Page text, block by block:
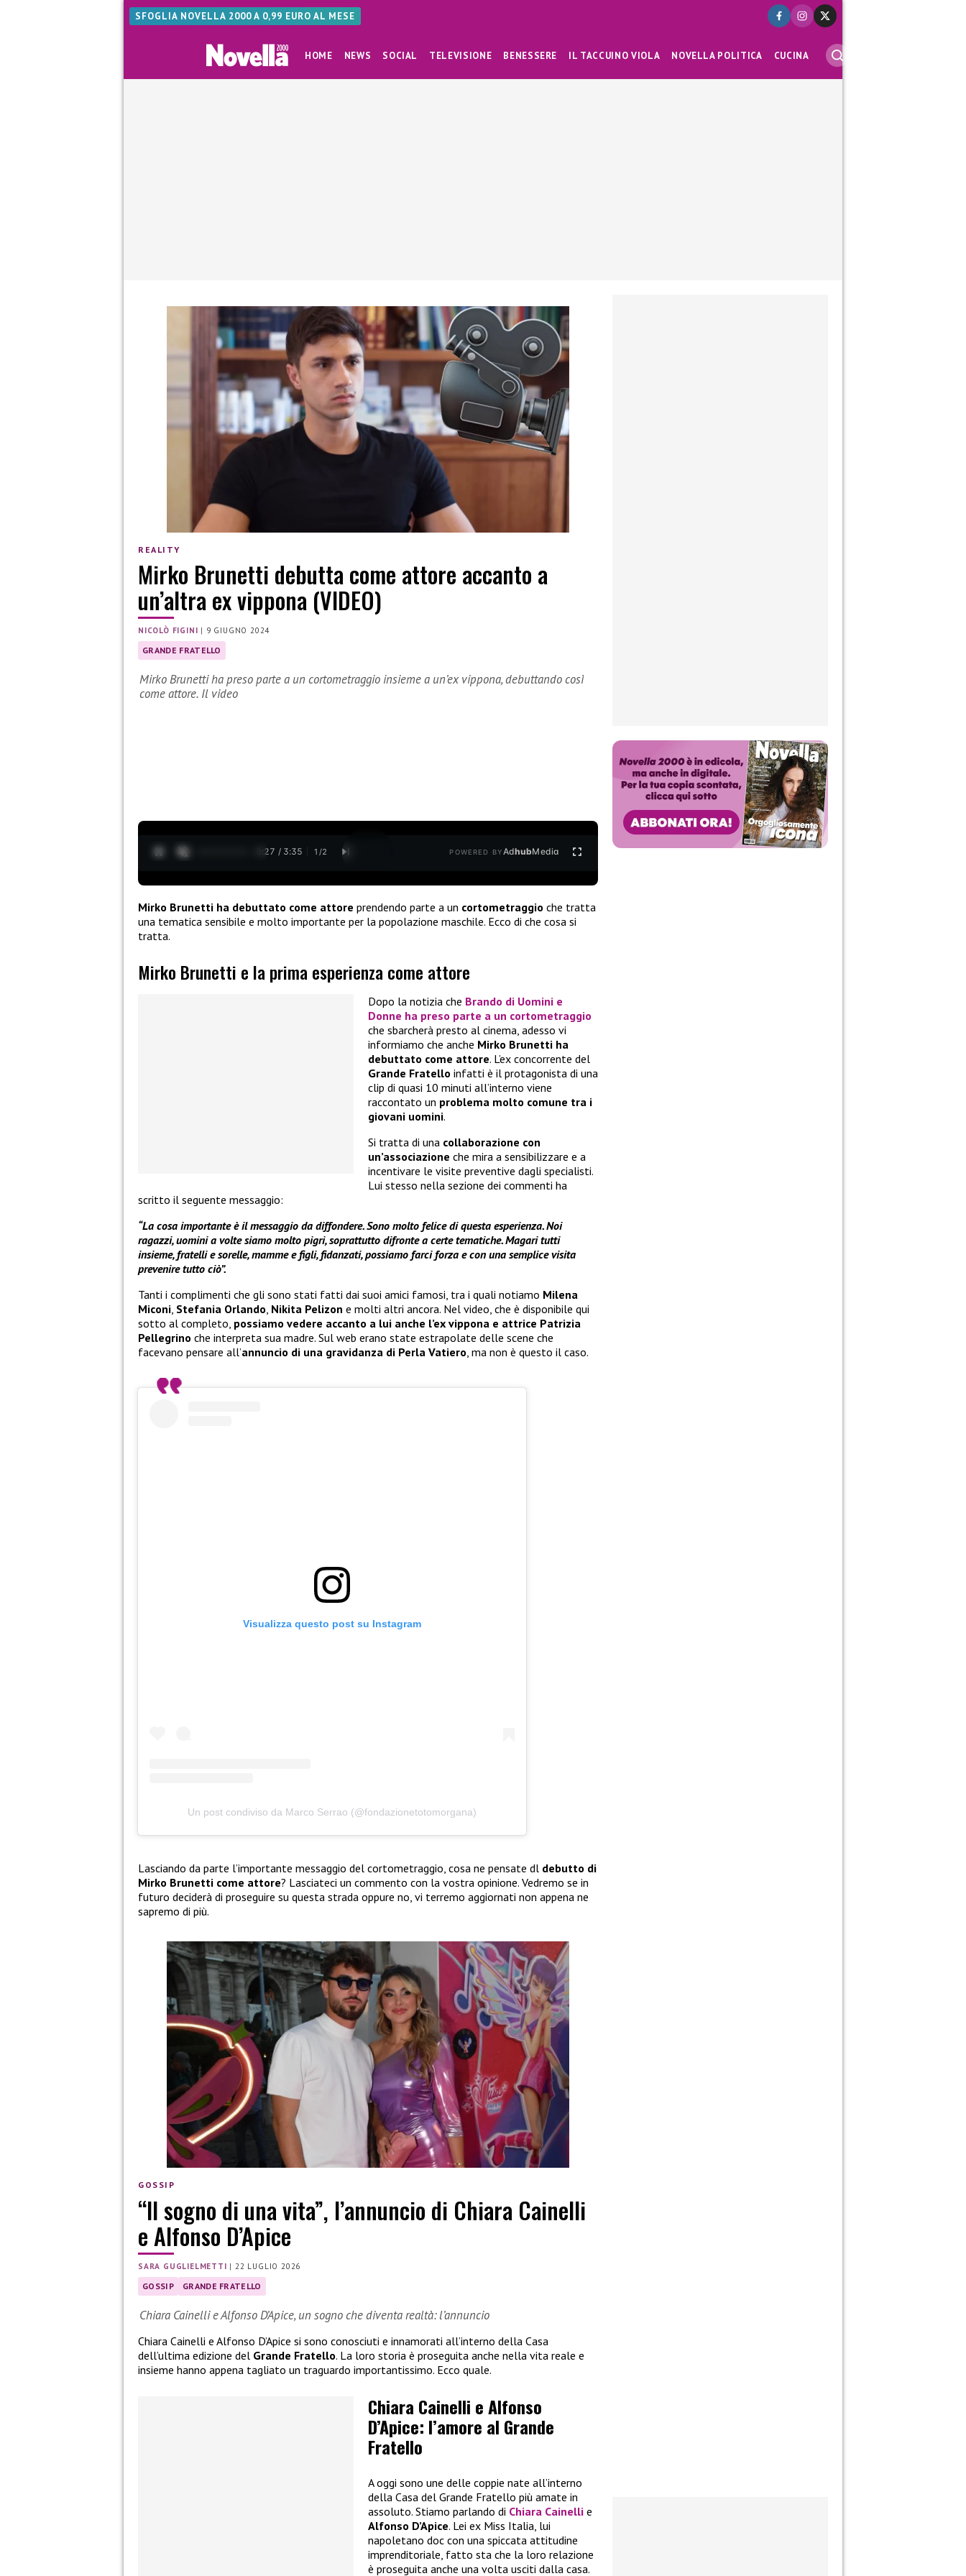
SFOGLIA NOVELLA 2000 A 0,99 EURO AL MESE
HOME NEWS SOCIAL TELEVISIONE BENESSERE IL TACCUINO VIOLA NOVELLA POLITICA CUCINA
REALITY
Mirko Brunetti debutta come attore accanto a
un’altra ex vippona (VIDEO)
NICOLÒ FIGINI | 9 GIUGNO 2024
GRANDE FRATELLO
Mirko Brunetti ha preso parte a un cortometraggio insieme a un’ex vippona, debuttando così
come attore. Il video
0:28 / 3:35 1 /2 POWERED BYAdhubMedia
Mirko Brunetti ha debuttato come attore prendendo parte a un cortometraggio che tratta
una tematica sensibile e molto importante per la popolazione maschile. Ecco di che cosa si
tratta.
Mirko Brunetti e la prima esperienza come attore
Dopo la notizia che Brando di Uomini e
Donne ha preso parte a un cortometraggio
che sbarcherà presto al cinema, adesso vi
informiamo che anche Mirko Brunetti ha
debuttato come attore. L’ex concorrente del
Grande Fratello infatti è il protagonista di una
clip di quasi 10 minuti all’interno viene
raccontato un problema molto comune tra i
giovani uomini.
Si tratta di una collaborazione con
un’associazione che mira a sensibilizzare e a
incentivare le visite preventive dagli specialisti.
Lui stesso nella sezione dei commenti ha
scritto il seguente messaggio:
“La cosa importante è il messaggio da diffondere. Sono molto felice di questa esperienza. Noi
ragazzi, uomini a volte siamo molto pigri, soprattutto difronte a certe tematiche. Magari tutti
insieme, fratelli e sorelle, mamme e figli, fidanzati, possiamo farci forza e con una semplice visita
prevenire tutto ciò”.
Tanti i complimenti che gli sono stati fatti dai suoi amici famosi, tra i quali notiamo Milena
Miconi, Stefania Orlando, Nikita Pelizon e molti altri ancora. Nel video, che è disponibile qui
sotto al completo, possiamo vedere accanto a lui anche l’ex vippona e attrice Patrizia
Pellegrino che interpreta sua madre. Sul web erano state estrapolate delle scene che
facevano pensare all’annuncio di una gravidanza di Perla Vatiero, ma non è questo il caso.
Visualizza questo post su Instagram
Un post condiviso da Marco Serrao (@fondazionetotomorgana)
Lasciando da parte l’importante messaggio del cortometraggio, cosa ne pensate dl debutto di
Mirko Brunetti come attore? Lasciateci un commento con la vostra opinione. Vedremo se in
futuro deciderà di proseguire su questa strada oppure no, vi terremo aggiornati non appena ne
sapremo di più.
GOSSIP
“Il sogno di una vita”, l’annuncio di Chiara Cainelli
e Alfonso D’Apice
SARA GUGLIELMETTI | 22 LUGLIO 2026
GOSSIP GRANDE FRATELLO
Chiara Cainelli e Alfonso D’Apice, un sogno che diventa realtà: l’annuncio
Chiara Cainelli e Alfonso D’Apice si sono conosciuti e innamorati all’interno della Casa
dell’ultima edizione del Grande Fratello. La loro storia è proseguita anche nella vita reale e
insieme hanno appena tagliato un traguardo importantissimo. Ecco quale.
Chiara Cainelli e Alfonso
D’Apice: l’amore al Grande
Fratello
A oggi sono une delle coppie nate all’interno
della Casa del Grande Fratello più amate in
assoluto. Stiamo parlando di Chiara Cainelli e
Alfonso D’Apice. Lei ex Miss Italia, lui
napoletano doc con una spiccata attitudine
imprenditoriale, fatto sta che la loro relazione
è proseguita anche una volta usciti dalla casa.